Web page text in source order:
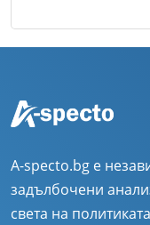
A-specto.bg е
задълбочени
света на